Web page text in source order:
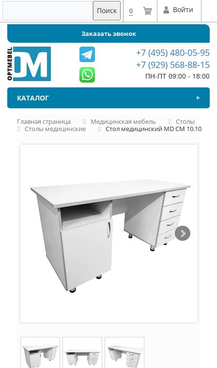
Поиск 0 Войти
Заказать звонок
+7 (495) 480-05-95
+7 (929) 568-88-15
ПН-ПТ 09:00 - 18:00
КАТАЛОГ
Главная страница Медицинская мебель
Столы
Столы медицинские
Стол медицинский MD СМ 10.10